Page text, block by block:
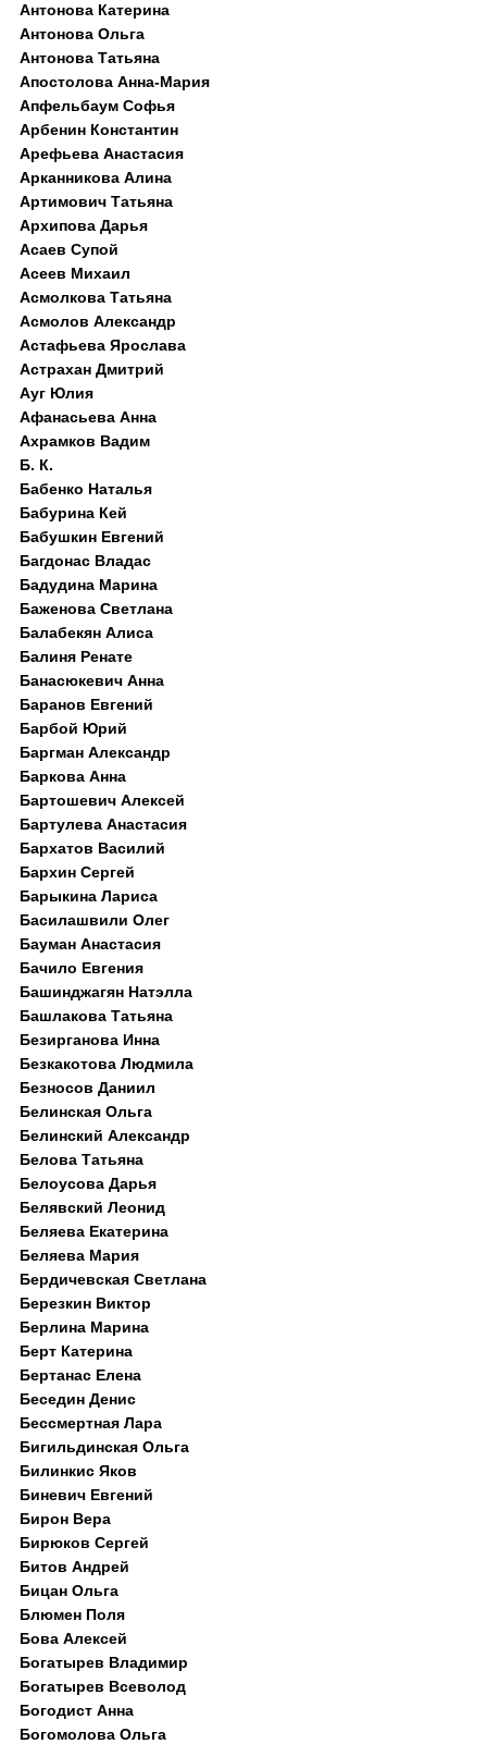
Антонова Катерина
Антонова Ольга
Антонова Татьяна
Апостолова Анна-Мария
Апфельбаум Софья
Арбенин Константин
Арефьева Анастасия
Арканникова Алина
Артимович Татьяна
Архипова Дарья
Асаев Супой
Асеев Михаил
Асмолкова Татьяна
Асмолов Александр
Астафьева Ярослава
Астрахан Дмитрий
Ауг Юлия
Афанасьева Анна
Ахрамков Вадим
Б. К.
Бабенко Наталья
Бабурина Кей
Бабушкин Евгений
Багдонас Владас
Бадудина Марина
Баженова Светлана
Балабекян Алиса
Балиня Ренате
Банасюкевич Анна
Баранов Евгений
Барбой Юрий
Баргман Александр
Баркова Анна
Бартошевич Алексей
Бартулева Анастасия
Бархатов Василий
Бархин Сергей
Барыкина Лариса
Басилашвили Олег
Бауман Анастасия
Бачило Евгения
Башинджагян Натэлла
Башлакова Татьяна
Безирганова Инна
Безкакотова Людмила
Безносов Даниил
Белинская Ольга
Белинский Александр
Белова Татьяна
Белоусова Дарья
Белявский Леонид
Беляева Екатерина
Беляева Мария
Бердичевская Светлана
Березкин Виктор
Берлина Марина
Берт Катерина
Бертанас Елена
Беседин Денис
Бессмертная Лара
Бигильдинская Ольга
Билинкис Яков
Биневич Евгений
Бирон Вера
Бирюков Сергей
Битов Андрей
Бицан Ольга
Блюмен Поля
Бова Алексей
Богатырев Владимир
Богатырев Всеволод
Богодист Анна
Богомолова Ольга